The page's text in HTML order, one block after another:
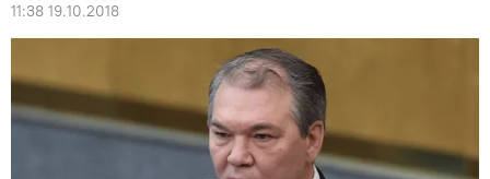
11:38 19.10.2018